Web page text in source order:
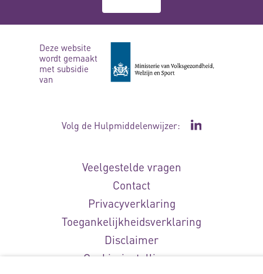
Deze website
wordt gemaakt
met subsidie
van
Volg de Hulpmiddelenwijzer: Ga naar de
Veelgestelde vragen
Contact
Privacyverklaring
Toegankelijkheidsverklaring
Disclaimer
Cookie-instellingen